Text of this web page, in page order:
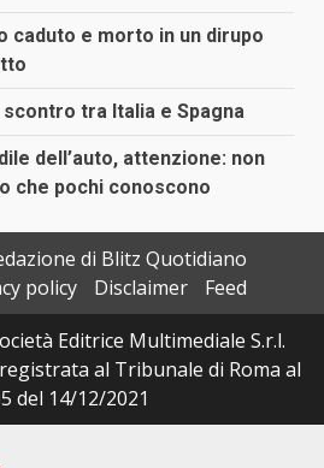
caduto e morto in un dirupo
tra Italia e Spagna
dell’auto, attenzione: non
che pochi conoscono
di Blitz Quotidiano
policy Disclaimer
Feed
Editrice Multimediale S.r.l.
al Tribunale di Roma al
del 14/12/2021